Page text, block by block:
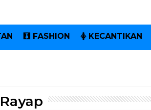
FASHION KECANTIKAN